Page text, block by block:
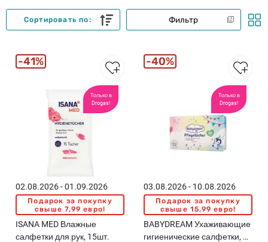
Фильтр
Сортировать по:
Только в
Drogas!
02.08.2026 - 01.09.2026
Подарок за покупку
свыше 7,99 евро!
ISANA MED Влажные
салфетки для рук, 15шт.
41%
Только в
Drogas!
03.08.2026 - 10.08.2026
Подарок за покупку
свыше 15,99 евро!
BABYDREAM Ухаживающие
гигиенические салфетки, 3
40%